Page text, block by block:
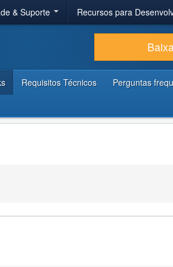
& Suporte Recursos para
Requisitos Técnicos Perguntas